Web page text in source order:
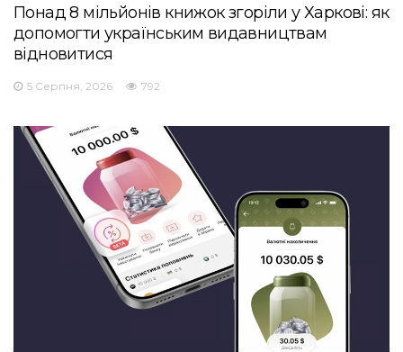
Понад 8 мільйонів книжок згоріли у Харкові: як
допомогти українським видавництвам
відновитися
5 Серпня, 2026 792